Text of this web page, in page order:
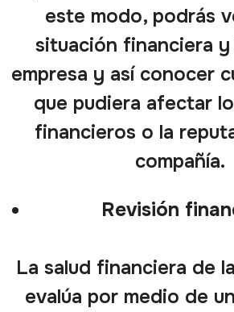
este modo, podrás
situación financiera y
empresa y así conocer
que pudiera afectar
financieros o la
compañía.
Revisión
La salud financiera de
evalúa por medio de